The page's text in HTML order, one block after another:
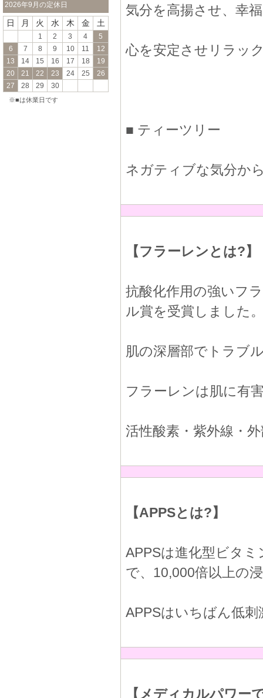
2026年9月の定休日
日 月 火 水 木 金 土
1 2 3 4
5
6
7 8 9 10 11
12
13
14 15 16 17 18
19
20
21 22 23 24 25
26
27
28 29 30
※■は休業日です
気分を高揚させ、幸
心を安定させリラッ
■ ティーツリー
ネガティブな気分か
【フラーレンとは?】
抗酸化作用の強いフ
ル賞を受賞しました
肌の深層部でトラブ
フラーレンは肌に有
活性酸素・紫外線・
【APPSとは?】
APPSは進化型ビタ
で、10,000倍以上の
APPSはいちばん低
【メディカルパワー